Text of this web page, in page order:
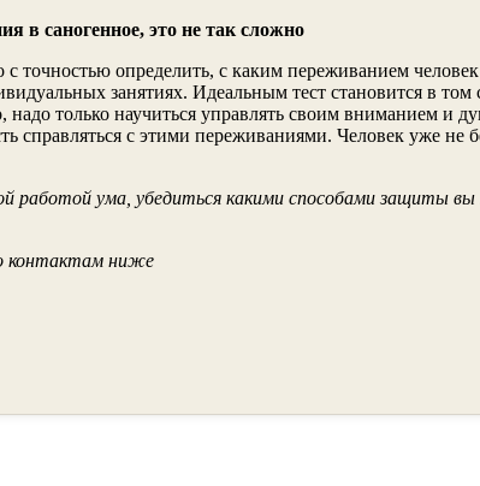
в саногенное, это не так сложно
определить, с каким переживанием
занятиях. Идеальным тест становится в
только научиться управлять своим вниманием и
с этими переживаниями. Человек уже не
ума, убедиться какими способами защиты вы
контактам ниже